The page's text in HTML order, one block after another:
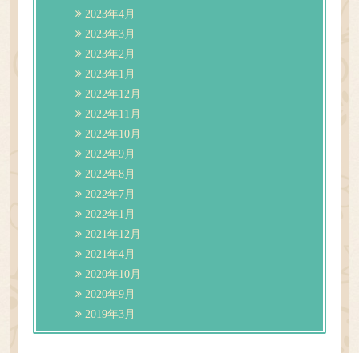
2023年4月
2023年3月
2023年2月
2023年1月
2022年12月
2022年11月
2022年10月
2022年9月
2022年8月
2022年7月
2022年1月
2021年12月
2021年4月
2020年10月
2020年9月
2019年3月